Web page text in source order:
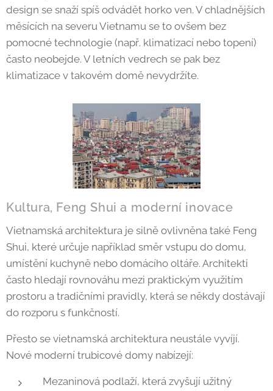
design se snaží spíš odvádět horko ven. V chladnějších
měsících na severu Vietnamu se to ovšem bez
pomocné technologie (např. klimatizací nebo topení)
často neobejde. V letních vedrech se pak bez
klimatizace v takovém domě nevydržíte.
Kultura, Feng Shui a moderní inovace
Vietnamská architektura je silně ovlivněna také Feng
Shui, které určuje například směr vstupu do domu,
umístění kuchyně nebo domácího oltáře. Architekti
často hledají rovnováhu mezi praktickým využitím
prostoru a tradičními pravidly, která se někdy dostávají
do rozporu s funkčností.
Přesto se vietnamská architektura neustále vyvíjí.
Nové moderní trubicové domy nabízejí:
Mezaninová podlaží, která zvyšují užitný